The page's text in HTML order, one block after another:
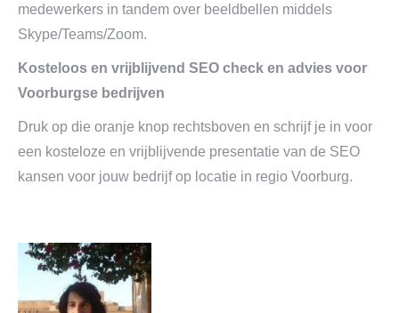
medewerkers in tandem over beeldbellen middels
Skype/Teams/Zoom.
Kosteloos en vrijblijvend SEO check en advies voor
Voorburgse bedrijven
Druk op die oranje knop rechtsboven en schrijf je in voor
een kosteloze en vrijblijvende presentatie van de SEO
kansen voor jouw bedrijf op locatie in regio Voorburg.